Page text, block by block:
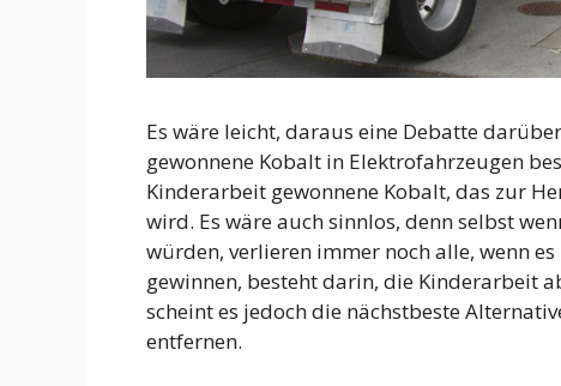
Es wäre leicht, daraus eine Debatte
gewonnene Kobalt in Elektrofahrzeugen
Kinderarbeit gewonnene Kobalt, das zur
wird. Es wäre auch sinnlos, denn selbst
würden, verlieren immer noch alle, wenn
gewinnen, besteht darin, die Kinderarbeit
scheint es jedoch die nächstbeste
entfernen.